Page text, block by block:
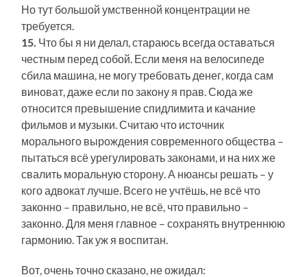
Но тут большой умственной концентрации не
требуется.
15. Что бы я ни делал, стараюсь всегда оставаться
честным перед собой. Если меня на велосипеде
сбила машина, не могу требовать денег, когда сам
виноват, даже если по закону я прав. Сюда же
относится превышение спидлимита и качание
фильмов и музыки. Считаю что источник
морального вырождения современного общества –
пытаться всё урегулировать законами, и на них же
свалить моральную сторону. А нюансы решать – у
кого адвокат лучше. Всего не учтёшь, не всё что
законно – правильно, не всё, что правильно –
законно. Для меня главное – сохранять внутреннюю
гармонию. Так уж я воспитан.
Вот, очень точно сказано, не ожидал: